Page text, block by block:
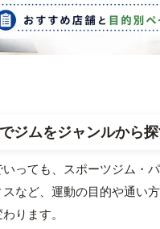
ジムをジャンルから
っても、スポーツジム・
スなど、運動の目的や通い
ります。